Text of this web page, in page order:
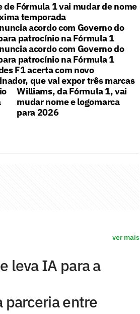
de Fórmula 1 vai mudar de nome
temporada
acordo com Governo do
patrocínio na Fórmula 1
acordo com Governo do
patrocínio na Fórmula 1
F1 acerta com novo
que vai expor três marcas
Williams, da Fórmula 1, vai
mudar nome e logomarca
para 2026
ver mais
leva IA para a
parceria entre